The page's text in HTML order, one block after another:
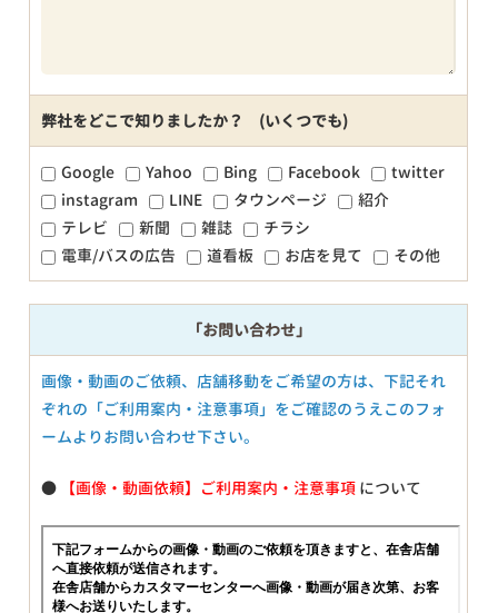
弊社をどこで知りましたか？ (いくつでも)
Google Yahoo Bing Facebook
twitter
instagram
LINE タウンページ
紹介
テレビ
新聞 雑誌
チラシ
電車/バスの広告
道看板 お店を見て その他
「お問い合わせ」
画像・動画のご依頼、店舗移動をご希望の方は、下記それ
ぞれの「ご利用案内・注意事項」をご確認のうえこのフォ
ームよりお問い合わせ下さい。
● 【画像・動画依頼】ご利用案内・注意事項 について